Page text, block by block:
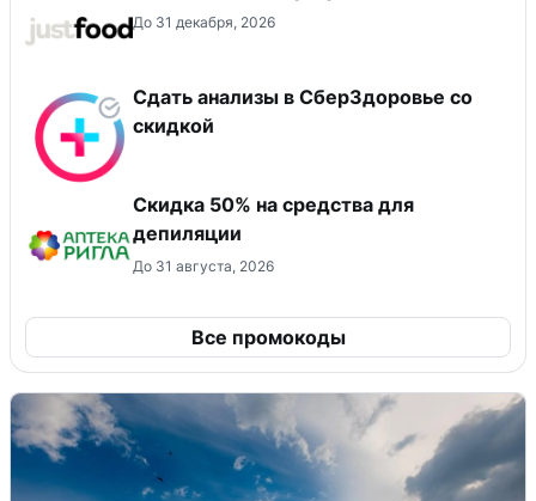
До 31 декабря, 2026
Сдать анализы в СберЗдоровье со
скидкой
Скидка 50% на средства для
депиляции
До 31 августа, 2026
Все промокоды